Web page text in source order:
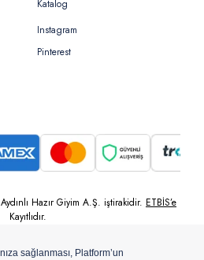
Katalog
Instagram
Pinterest
Aydınlı Hazır Giyim A.Ş. iştirakidir. ETBİS’e
Kayıtlıdır.